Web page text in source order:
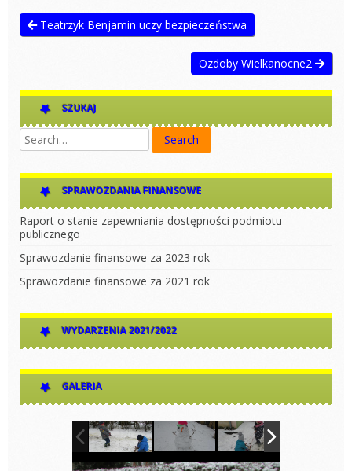
Teatrzyk Benjamin uczy bezpieczeństwa
Ozdoby Wielkanocne2
SZUKAJ
SPRAWOZDANIA FINANSOWE
Raport o stanie zapewniania dostępności podmiotu
publicznego
Sprawozdanie finansowe za 2023 rok
Sprawozdanie finansowe za 2021 rok
WYDARZENIA 2021/2022
GALERIA